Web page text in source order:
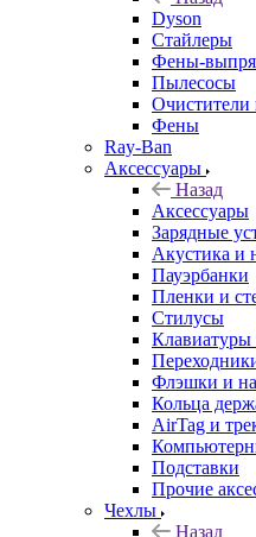
Dyson
Стайлеры
Фены-
Пылесосы
Очистители
Фены
Ray-Ban
Аксессуары
Назад
Аксессуары
Зарядные
Акустика и
Пауэрбанки
Пленки и
Стилусы
Флэшки и
Кольца
AirTag и
Подставки
Прочие
Чехлы
Назад